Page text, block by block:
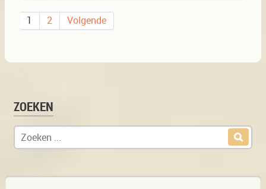
1 2 Volgende
ZOEKEN
Zoek naar: